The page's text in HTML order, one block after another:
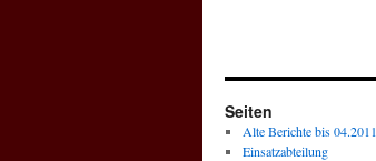
Seiten
Alte Berichte bis 04.2011
Einsatzabteilung